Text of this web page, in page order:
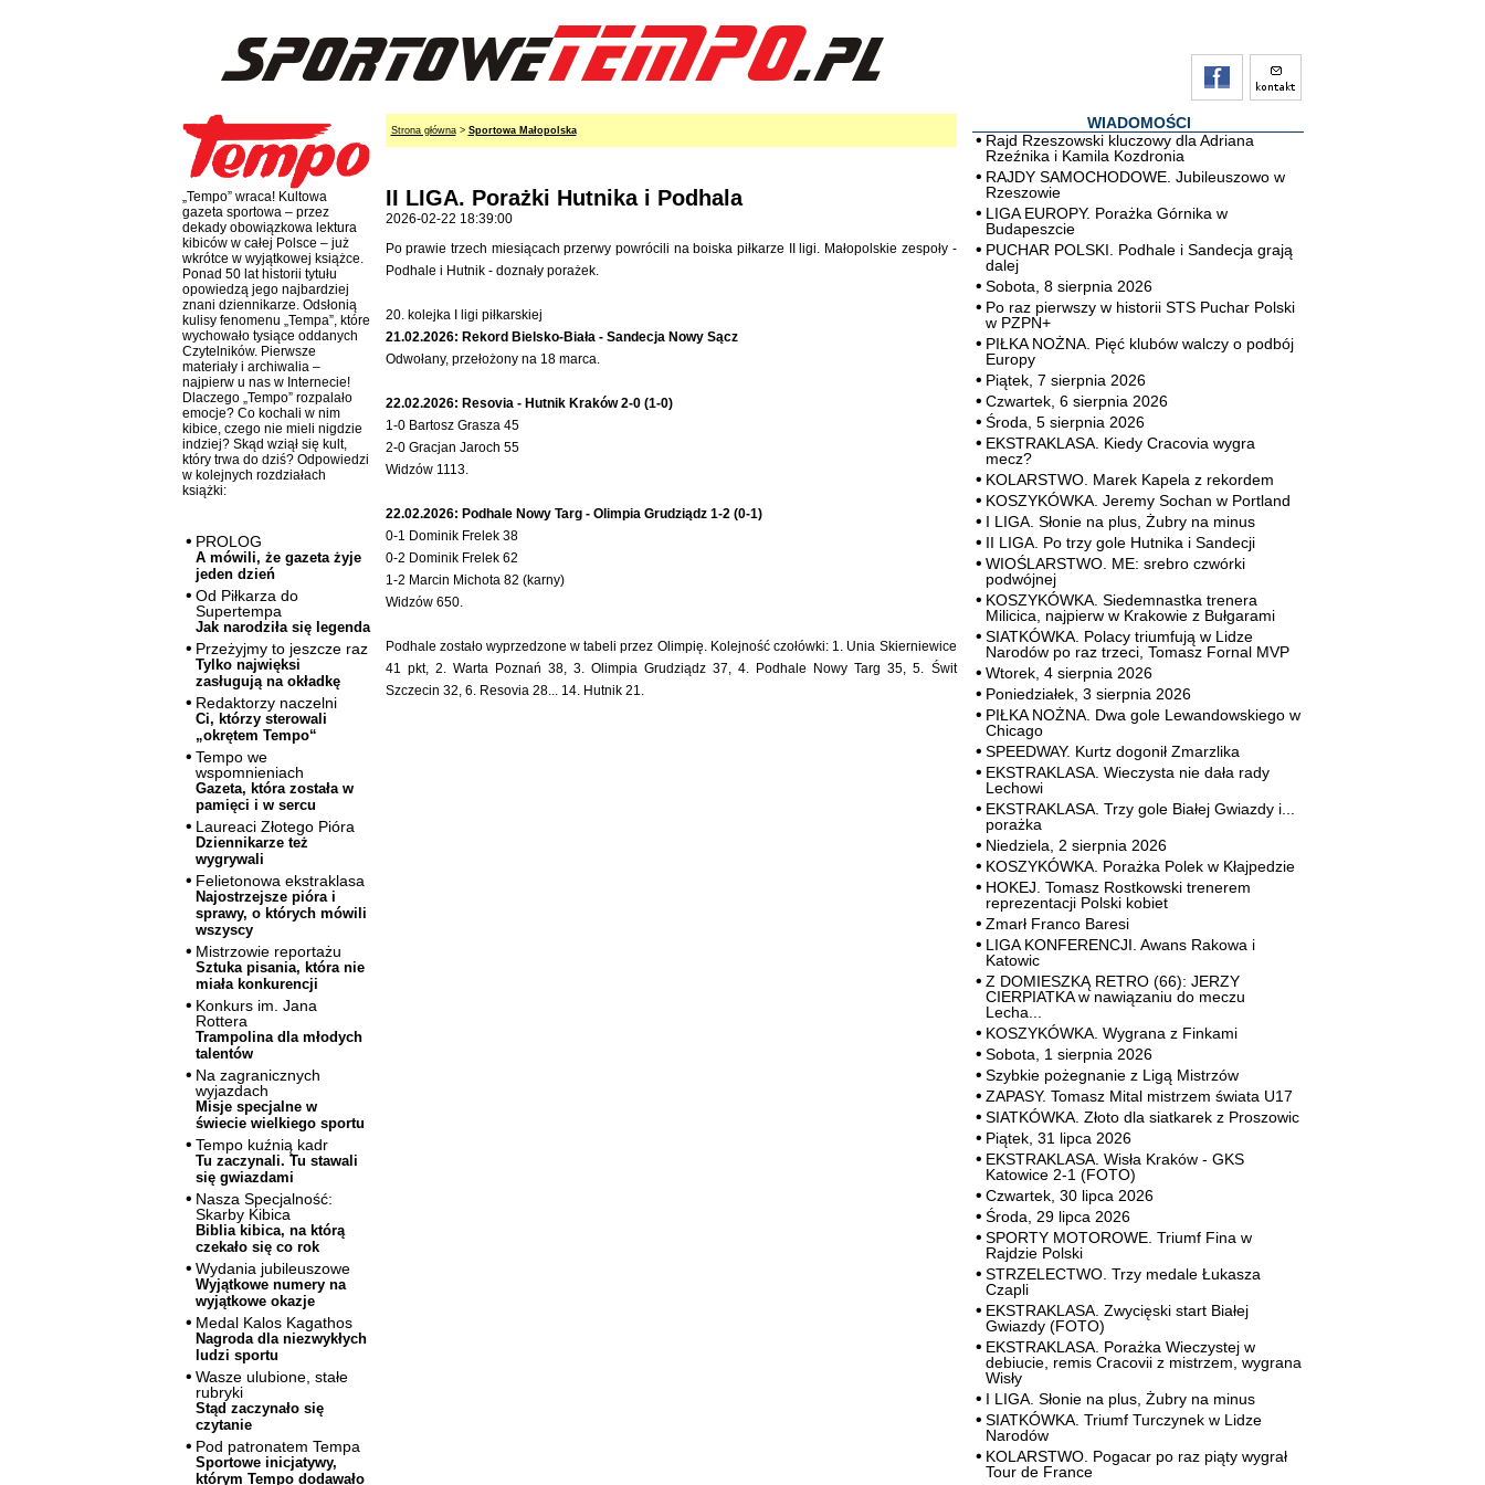
„Tempo” wraca! Kultowa
gazeta sportowa – przez
dekady obowiązkowa lektura
kibiców w całej Polsce – już
wkrótce w wyjątkowej książce.
Ponad 50 lat historii tytułu
opowiedzą jego najbardziej
znani dziennikarze. Odsłonią
kulisy fenomenu „Tempa”, które
wychowało tysiące oddanych
Czytelników. Pierwsze
materiały i archiwalia –
najpierw u nas w Internecie!
Dlaczego „Tempo” rozpalało
emocje? Co kochali w nim
kibice, czego nie mieli nigdzie
indziej? Skąd wziął się kult,
który trwa do dziś? Odpowiedzi
w kolejnych rozdziałach
książki:
PROLOG
A mówili, że gazeta żyje
jeden dzień
Od Piłkarza do
Supertempa
Jak narodziła się legenda
Przeżyjmy to jeszcze raz
Tylko najwięksi
zasługują na okładkę
Redaktorzy naczelni
Ci, którzy sterowali
„okrętem Tempo“
Tempo we
wspomnieniach
Gazeta, która została w
pamięci i w sercu
Laureaci Złotego Pióra
Dziennikarze też
wygrywali
Felietonowa ekstraklasa
Najostrzejsze pióra i
sprawy, o których mówili
wszyscy
Mistrzowie reportażu
Sztuka pisania, która nie
miała konkurencji
Konkurs im. Jana
Rottera
Trampolina dla młodych
talentów
Na zagranicznych
wyjazdach
Misje specjalne w
świecie wielkiego sportu
Tempo kuźnią kadr
Tu zaczynali. Tu stawali
się gwiazdami
Nasza Specjalność:
Skarby Kibica
Biblia kibica, na którą
czekało się co rok
Wydania jubileuszowe
Wyjątkowe numery na
wyjątkowe okazje
Medal Kalos Kagathos
Nagroda dla niezwykłych
ludzi sportu
Wasze ulubione, stałe
rubryki
Stąd zaczynało się
czytanie
Pod patronatem Tempa
Sportowe inicjatywy,
którym Tempo dodawało
Strona główna> Sportowa Małopolska
II LIGA. Porażki Hutnika i Podhala
2026-02-22 18:39:00
Po prawie trzech miesiącach przerwy powrócili na boiska piłkarze II ligi. Małopolskie zespoły -
Podhale i Hutnik - doznały porażek.
20. kolejka I ligi piłkarskiej
21.02.2026: Rekord Bielsko-Biała - Sandecja Nowy Sącz
Odwołany, przełożony na 18 marca.
22.02.2026: Resovia - Hutnik Kraków 2-0 (1-0)
1-0 Bartosz Grasza 45
2-0 Gracjan Jaroch 55
Widzów 1113.
22.02.2026: Podhale Nowy Targ - Olimpia Grudziądz 1-2 (0-1)
0-1 Dominik Frelek 38
0-2 Dominik Frelek 62
1-2 Marcin Michota 82 (karny)
Widzów 650.
Podhale zostało wyprzedzone w tabeli przez Olimpię. Kolejność czołówki: 1. Unia Skierniewice
41 pkt, 2. Warta Poznań 38, 3. Olimpia Grudziądz 37, 4. Podhale Nowy Targ 35, 5. Świt
Szczecin 32, 6. Resovia 28... 14. Hutnik 21.
WIADOMOŚCI
Rajd Rzeszowski kluczowy dla Adriana
Rzeźnika i Kamila Kozdronia
RAJDY SAMOCHODOWE. Jubileuszowo w
Rzeszowie
LIGA EUROPY. Porażka Górnika w
Budapeszcie
PUCHAR POLSKI. Podhale i Sandecja grają
dalej
Sobota, 8 sierpnia 2026
Po raz pierwszy w historii STS Puchar Polski
w PZPN+
PIŁKA NOŻNA. Pięć klubów walczy o podbój
Europy
Piątek, 7 sierpnia 2026
Czwartek, 6 sierpnia 2026
Środa, 5 sierpnia 2026
EKSTRAKLASA. Kiedy Cracovia wygra
mecz?
KOLARSTWO. Marek Kapela z rekordem
KOSZYKÓWKA. Jeremy Sochan w Portland
I LIGA. Słonie na plus, Żubry na minus
II LIGA. Po trzy gole Hutnika i Sandecji
WIOŚLARSTWO. ME: srebro czwórki
podwójnej
KOSZYKÓWKA. Siedemnastka trenera
Milicica, najpierw w Krakowie z Bułgarami
SIATKÓWKA. Polacy triumfują w Lidze
Narodów po raz trzeci, Tomasz Fornal MVP
Wtorek, 4 sierpnia 2026
Poniedziałek, 3 sierpnia 2026
PIŁKA NOŻNA. Dwa gole Lewandowskiego w
Chicago
SPEEDWAY. Kurtz dogonił Zmarzlika
EKSTRAKLASA. Wieczysta nie dała rady
Lechowi
EKSTRAKLASA. Trzy gole Białej Gwiazdy i...
porażka
Niedziela, 2 sierpnia 2026
KOSZYKÓWKA. Porażka Polek w Kłajpedzie
HOKEJ. Tomasz Rostkowski trenerem
reprezentacji Polski kobiet
Zmarł Franco Baresi
LIGA KONFERENCJI. Awans Rakowa i
Katowic
Z DOMIESZKĄ RETRO (66): JERZY
CIERPIATKA w nawiązaniu do meczu
Lecha...
KOSZYKÓWKA. Wygrana z Finkami
Sobota, 1 sierpnia 2026
Szybkie pożegnanie z Ligą Mistrzów
ZAPASY. Tomasz Mital mistrzem świata U17
SIATKÓWKA. Złoto dla siatkarek z Proszowic
Piątek, 31 lipca 2026
EKSTRAKLASA. Wisła Kraków - GKS
Katowice 2-1 (FOTO)
Czwartek, 30 lipca 2026
Środa, 29 lipca 2026
SPORTY MOTOROWE. Triumf Fina w
Rajdzie Polski
STRZELECTWO. Trzy medale Łukasza
Czapli
EKSTRAKLASA. Zwycięski start Białej
Gwiazdy (FOTO)
EKSTRAKLASA. Porażka Wieczystej w
debiucie, remis Cracovii z mistrzem, wygrana
Wisły
I LIGA. Słonie na plus, Żubry na minus
SIATKÓWKA. Triumf Turczynek w Lidze
Narodów
KOLARSTWO. Pogacar po raz piąty wygrał
Tour de France